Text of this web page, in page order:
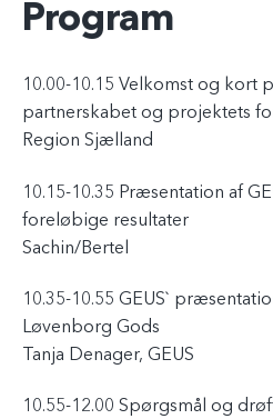
Program
10.00-10.15 Velkomst og kort
partnerskabet og projektets
Region Sjælland
10.15-10.35 Præsentation af
foreløbige resultater
Sachin/Bertel
10.35-10.55 GEUS`
Løvenborg Gods
Tanja Denager, GEUS
10.55-12.00 Spørgsmål og